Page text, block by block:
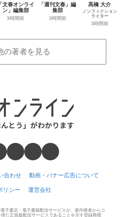
「文春オンライ
ン」編集部
3時間前
「週刊文春」編
集部
3時間前
髙橋 大介
ノンフィクション
ライター
3時間前
の著者を見る
合わせ 動画・バナー広告について
リシー 運営会社
子書店・電子書籍配信サービスが、著作権者からコ
た正規版配信サービスであることを示す登録商標